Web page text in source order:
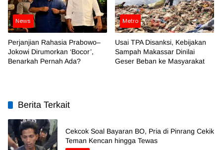
News
Perjanjian Rahasia Prabowo–
Jokowi Dirumorkan ‘Bocor’,
Benarkah Pernah Ada?
Metro
Usai TPA Disanksi, Kebijakan
Sampah Makassar Dinilai
Geser Beban ke Masyarakat
Berita Terkait
Cekcok Soal Bayaran BO, Pria di Pinrang Cekik
Teman Kencan hingga Tewas